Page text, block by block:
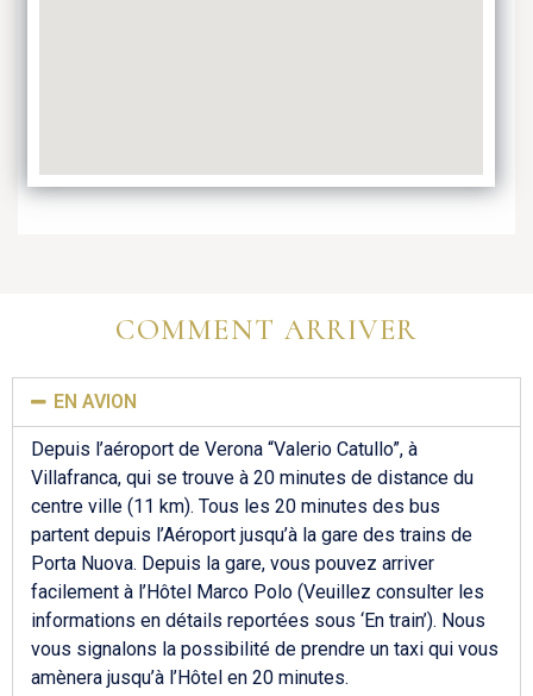
COMMENT ARRIVER
EN AVION
Depuis l’aéroport de Verona “Valerio Catullo”, à
Villafranca, qui se trouve à 20 minutes de distance du
centre ville (11 km). Tous les 20 minutes des bus
partent depuis l’Aéroport jusqu’à la gare des trains de
Porta Nuova. Depuis la gare, vous pouvez arriver
facilement à l’Hôtel Marco Polo (Veuillez consulter les
informations en détails reportées sous ‘En train’). Nous
vous signalons la possibilité de prendre un taxi qui vous
amènera jusqu’à l’Hôtel en 20 minutes.